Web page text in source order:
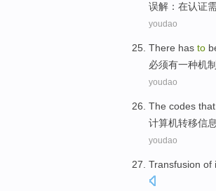
误解 ：在认证
youdao
There has to
必须有一种机制
youdao
The codes that
计算机转移信息
youdao
Transfusion of